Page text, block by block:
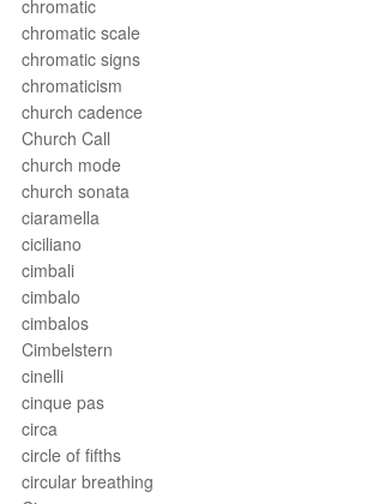
chromatic
chromatic scale
chromatic signs
chromaticism
church cadence
Church Call
church mode
church sonata
ciaramella
ciciliano
cimbali
cimbalo
cimbalos
Cimbelstern
cinelli
cinque pas
circa
circle of fifths
circular breathing